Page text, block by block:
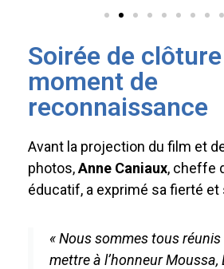
Soirée de
moment de
reconnaissance
Avant la projection du film et
photos,Anne Caniaux, cheffe
éducatif, a exprimé sa fierté et
« Nous sommes tous
mettre à l’honneur Moussa,